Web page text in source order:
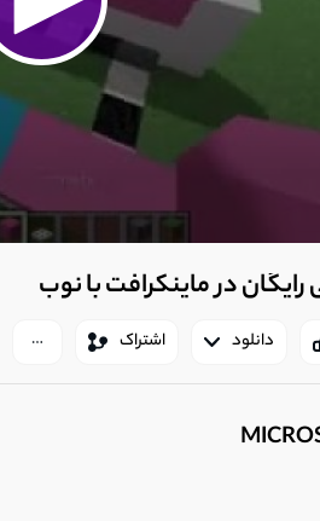
در ماینکرافت با نوب
دانلود اشتراک